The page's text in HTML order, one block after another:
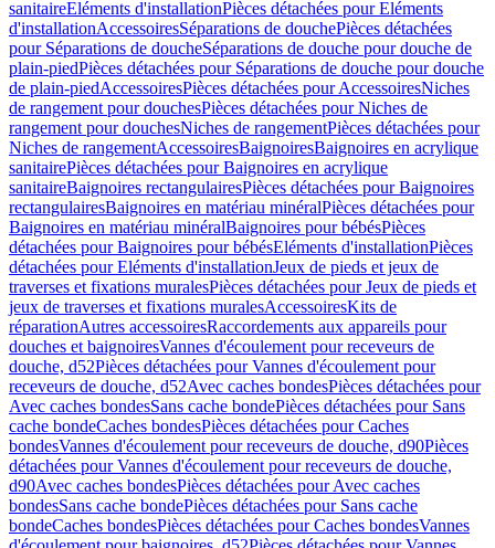
sanitaireEléments d'installationPièces détachées pour Eléments
d'installationAccessoiresSéparations de douchePièces détachées
pour Séparations de doucheSéparations de douche pour douche de
plain-piedPièces détachées pour Séparations de douche pour douche
de plain-piedAccessoiresPièces détachées pour AccessoiresNiches
de rangement pour douchesPièces détachées pour Niches de
rangement pour douchesNiches de rangementPièces détachées pour
Niches de rangementAccessoiresBaignoiresBaignoires en acrylique
sanitairePièces détachées pour Baignoires en acrylique
sanitaireBaignoires rectangulairesPièces détachées pour Baignoires
rectangulairesBaignoires en matériau minéralPièces détachées pour
Baignoires en matériau minéralBaignoires pour bébésPièces
détachées pour Baignoires pour bébésEléments d'installationPièces
détachées pour Eléments d'installationJeux de pieds et jeux de
traverses et fixations muralesPièces détachées pour Jeux de pieds et
jeux de traverses et fixations muralesAccessoiresKits de
réparationAutres accessoiresRaccordements aux appareils pour
douches et baignoiresVannes d'écoulement pour receveurs de
douche, d52Pièces détachées pour Vannes d'écoulement pour
receveurs de douche, d52Avec caches bondesPièces détachées pour
Avec caches bondesSans cache bondePièces détachées pour Sans
cache bondeCaches bondesPièces détachées pour Caches
bondesVannes d'écoulement pour receveurs de douche, d90Pièces
détachées pour Vannes d'écoulement pour receveurs de douche,
d90Avec caches bondesPièces détachées pour Avec caches
bondesSans cache bondePièces détachées pour Sans cache
bondeCaches bondesPièces détachées pour Caches bondesVannes